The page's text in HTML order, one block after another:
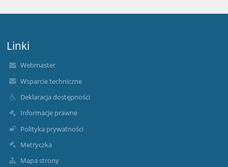
Linki
Webmaster
Wsparcie techniczne
Deklaracja dostępności
Informacje prawne
Polityka prywatności
Metryczka
Mapa strony